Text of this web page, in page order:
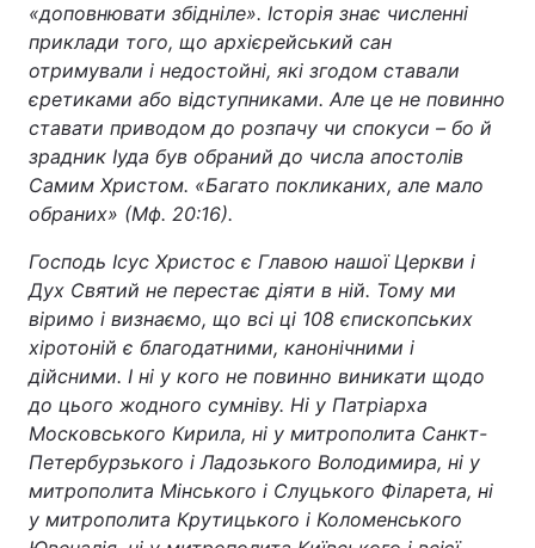
Тема оформлення
«доповнювати збідніле». Історія знає численні
приклади того, що архієрейський сан
отримували і недостойні, які згодом ставали
єретиками або відступниками. Але це не повинно
ставати приводом до розпачу чи спокуси – бо й
зрадник Іуда був обраний до числа апостолів
Самим Христом. «Багато покликаних, але мало
обраних» (Мф. 20:16).
Господь Ісус Христос є Главою нашої Церкви і
Дух Святий не перестає діяти в ній. Тому ми
віримо і визнаємо, що всі ці 108 єпископських
хіротоній є благодатними, канонічними і
дійсними. І ні у кого не повинно виникати щодо
до цього жодного сумніву. Ні у Патріарха
Московського Кирила, ні у митрополита Санкт-
Петербурзького і Ладозького Володимира, ні у
митрополита Мінського і Слуцького Філарета, ні
у митрополита Крутицького і Коломенського